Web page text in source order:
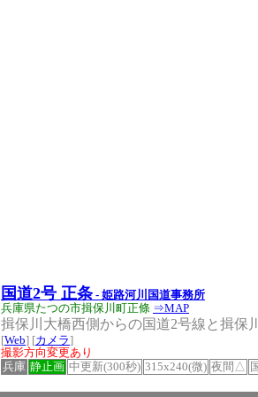
国道2号 正条 - 姫路河川国道事務所
兵庫県たつの市揖保川町正條 ⇒MAP
揖保川大橋西側からの国道2号線と揖保川
[Web] [カメラ]
撮影方向変更あり
兵庫 静止画 中更新(300秒) 315x240(微) 夜間△